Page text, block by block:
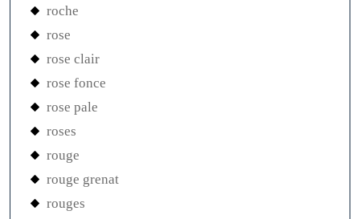
roche
rose
rose clair
rose fonce
rose pale
roses
rouge
rouge grenat
rouges